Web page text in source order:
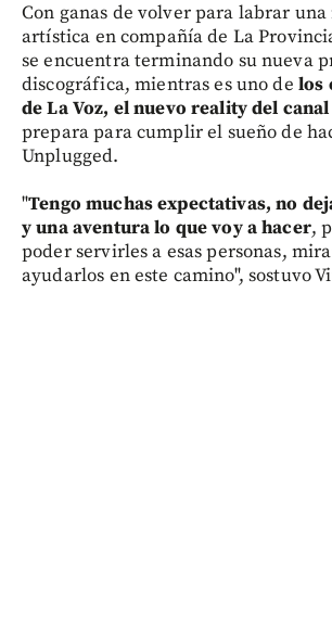
Con ganas de volver para labrar
artística en compañía de La
se encuentra terminando su nueva
discográfica, mientras es uno de los
de La Voz, el nuevo reality del
prepara para cumplir el sueño de
Unplugged.
"Tengo muchas expectativas, no
y una aventura lo que voy a hacer,
poder servirles a esas personas,
ayudarlos en este camino", sostuvo